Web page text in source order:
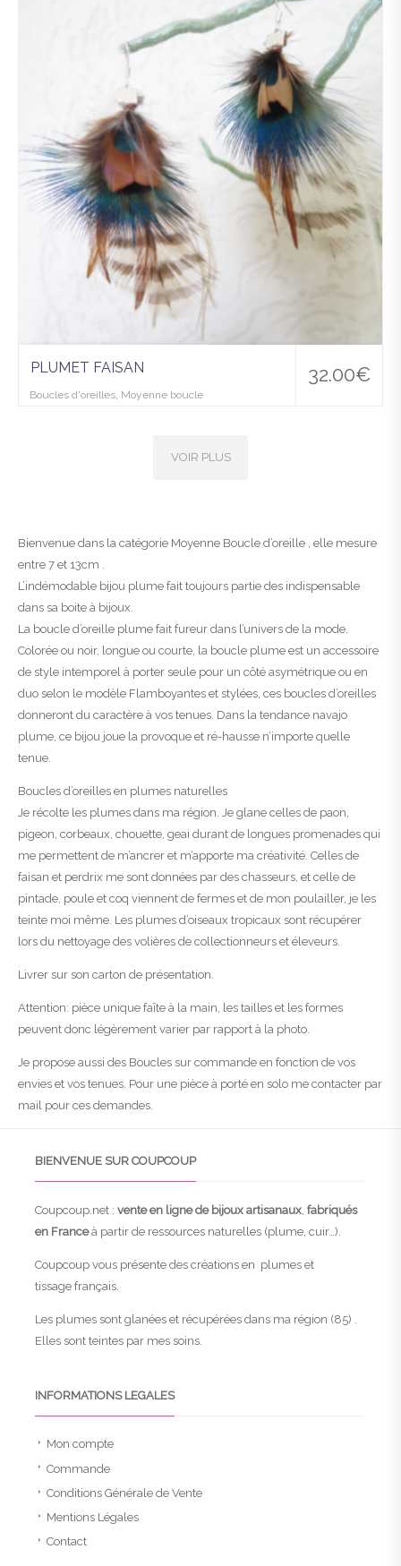
32.00€
PLUMET FAISAN
Boucles d'oreilles Moyenne boucle
VOIR PLUS
Bienvenue dans la catégorie Moyenne Boucle d’oreille , elle mesure
entre 7 et 13cm .
L’indémodable bijou plume fait toujours partie des indispensable
dans sa boite à bijoux.
La boucle d’oreille plume fait fureur dans l’univers de la mode.
Colorée ou noir, longue ou courte, la boucle plume est un accessoire
de style intemporel à porter seule pour un côté asymétrique ou en
duo selon le modèle Flamboyantes et stylées, ces boucles d’oreilles
donneront du caractère à vos tenues. Dans la tendance navajo
plume, ce bijou joue la provoque et ré-hausse n’importe quelle
tenue.
Boucles d’oreilles en plumes naturelles
Je récolte les plumes dans ma région. Je glane celles de paon,
pigeon, corbeaux, chouette, geai durant de longues promenades qui
me permettent de m’ancrer et m’apporte ma créativité. Celles de
faisan et perdrix me sont données par des chasseurs, et celle de
pintade, poule et coq viennent de fermes et de mon poulailler, je les
teinte moi même. Les plumes d’oiseaux tropicaux sont récupérer
lors du nettoyage des volières de collectionneurs et éleveurs.
Livrer sur son carton de présentation.
Attention: pièce unique faîte à la main, les tailles et les formes
peuvent donc légèrement varier par rapport à la photo.
Je propose aussi des Boucles sur commande en fonction de vos
envies et vos tenues. Pour une pièce à porté en solo me contacter par
mail pour ces demandes.
BIENVENUE SUR COUPCOUP
Coupcoup.net : vente en ligne de bijoux artisanaux fabriqués
en Franceà partir de ressources naturelles (plume, cuir…).
Coupcoup vous présente des créations en plumes et
tissage français.
Les plumes sont glanées et récupérées dans ma région (85) .
Elles sont teintes par mes soins.
INFORMATIONS LEGALES
Mon compte
Commande
Conditions Générale de Vente
Mentions Légales
Contact